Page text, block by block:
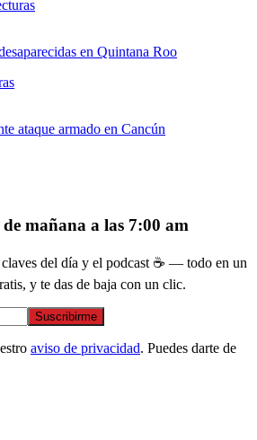
en Quintana Roo
ataque armado en Cancún
mañana a las 7:00 am
del día y el podcast ☕ — todo en un
y te das de baja con un clic.
Suscribirme
aviso de privacidad. Puedes darte de